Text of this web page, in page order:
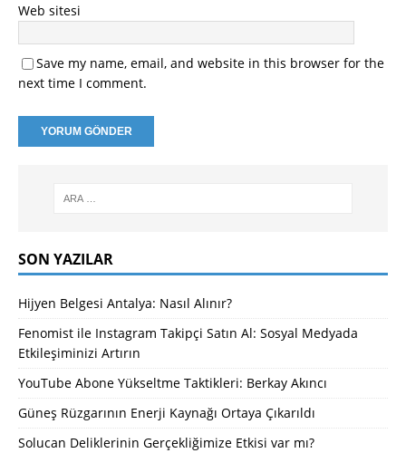
Web sitesi
Save my name, email, and website in this browser for the
next time I comment.
SON YAZILAR
Hijyen Belgesi Antalya: Nasıl Alınır?
Fenomist ile Instagram Takipçi Satın Al: Sosyal Medyada
Etkileşiminizi Artırın
YouTube Abone Yükseltme Taktikleri: Berkay Akıncı
Güneş Rüzgarının Enerji Kaynağı Ortaya Çıkarıldı
Solucan Deliklerinin Gerçekliğimize Etkisi var mı?